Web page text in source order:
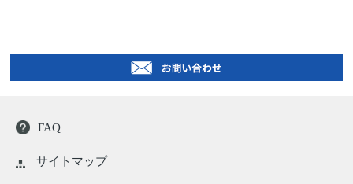
FAQ
サイトマップ